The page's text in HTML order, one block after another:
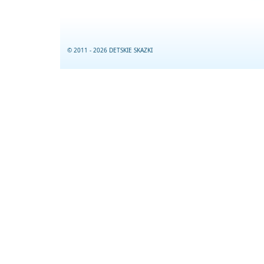
© 2011 - 2026 DETSKIE SKAZKI